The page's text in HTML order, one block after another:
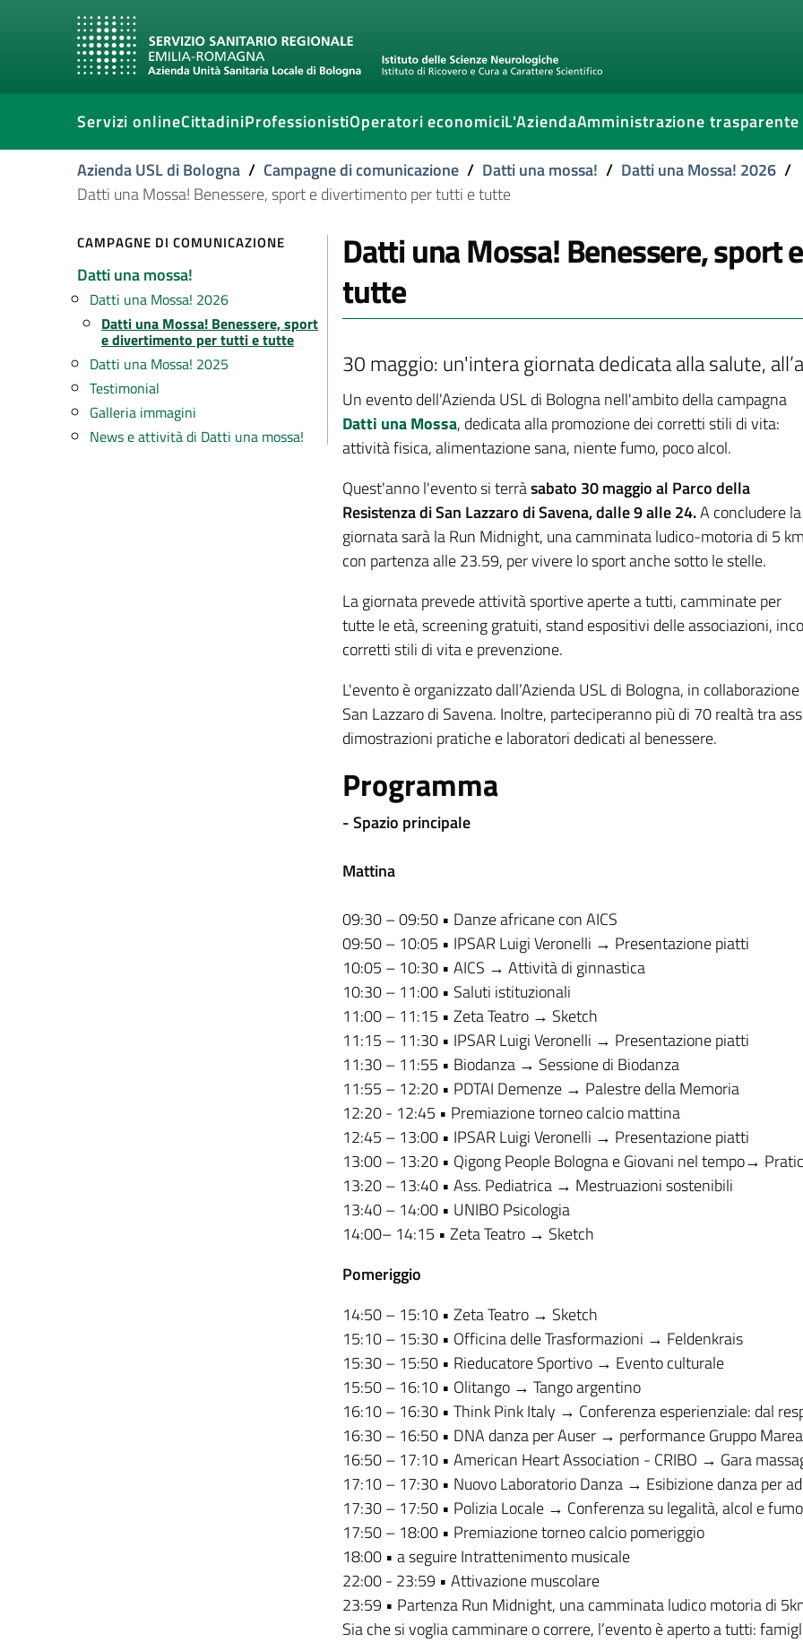
Servizi onlineCittadiniProfessionistiOperatori economiciL'AziendaAmministrazione trasparente
Azienda USL di Bologna / Campagne di comunicazione / Datti una mossa! / Datti una Mossa! 2026 /
Datti una Mossa! Benessere, sport e divertimento per tutti e tutte
CAMPAGNE DI COMUNICAZIONE
Datti una mossa!
Datti una Mossa! 2026
Datti una Mossa! Benessere, sport
e divertimento per tutti e tutte
Datti una Mossa! 2025
Testimonial
Galleria immagini
News e attività di Datti una mossa!
Datti una Mossa! Benessere,
tutte
30 maggio: un'intera giornata dedicata alla salute,
Un evento dell'Azienda USL di Bologna nell'ambito della campagna
Datti una Mossa, dedicata alla promozione dei corretti stili di vita:
attività fisica, alimentazione sana, niente fumo, poco alcol.
Quest'anno l'evento si terràsabato 30 maggio al Parco della
Resistenza di San Lazzaro di Savena, dalle 9 alle 24.A concludere la
giornata sarà la Run Midnight, una camminata ludico-motoria di 5
con partenza alle 23.59, per vivere lo sport anche sotto le stelle.
La giornata prevede attività sportive aperte a tutti, camminate per
tutte le età, screening gratuiti, stand espositivi delle associazioni,
corretti stili di vita e prevenzione.
L'evento è organizzato dall’Azienda USL di Bologna, in
San Lazzaro di Savena. Inoltre, parteciperanno più di 70 realtà tra
dimostrazioni pratiche e laboratori dedicati al benessere.
Programma
- Spazio principale
Mattina
09:30 – 09:50 • Danze africane con AICS
09:50 – 10:05 • IPSAR Luigi Veronelli → Presentazione piatti
10:05 – 10:30 • AICS → Attività di ginnastica
10:30 – 11:00 • Saluti istituzionali
11:00 – 11:15 • Zeta Teatro → Sketch
11:15 – 11:30 • IPSAR Luigi Veronelli → Presentazione piatti
11:30 – 11:55 • Biodanza → Sessione di Biodanza
11:55 – 12:20 • PDTAI Demenze → Palestre della Memoria
12:20 - 12:45 • Premiazione torneo calcio mattina
12:45 – 13:00 • IPSAR Luigi Veronelli → Presentazione piatti
13:00 – 13:20 • Qigong People Bologna e Giovani nel tempo→
13:20 – 13:40 • Ass. Pediatrica → Mestruazioni sostenibili
13:40 – 14:00 • UNIBO Psicologia
14:00– 14:15 • Zeta Teatro → Sketch
Pomeriggio
14:50 – 15:10 • Zeta Teatro → Sketch
15:10 – 15:30 • Officina delle Trasformazioni → Feldenkrais
15:30 – 15:50 • Rieducatore Sportivo → Evento culturale
15:50 – 16:10 • Olitango → Tango argentino
16:10 – 16:30 • Think Pink Italy → Conferenza esperienziale: dal
16:30 – 16:50 • DNA danza per Auser → performance Gruppo
16:50 – 17:10 • American Heart Association - CRIBO → Gara
17:10 – 17:30 • Nuovo Laboratorio Danza → Esibizione danza per
17:30 – 17:50 • Polizia Locale → Conferenza su legalità, alcol e fumo
17:50 – 18:00 • Premiazione torneo calcio pomeriggio
18:00 • a seguire Intrattenimento musicale
22:00 - 23:59 • Attivazione muscolare
23:59 • Partenza Run Midnight, una camminata ludico motoria di
Sia che si voglia camminare o correre, l’evento è aperto a tutti: